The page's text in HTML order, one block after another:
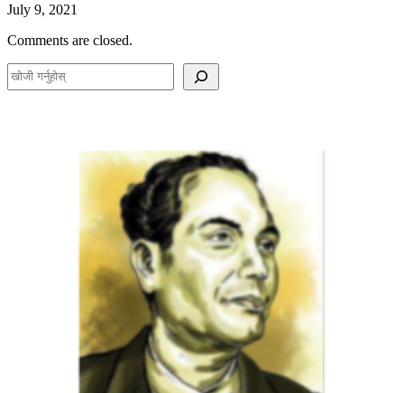
July 9, 2021
Comments are closed.
S
e